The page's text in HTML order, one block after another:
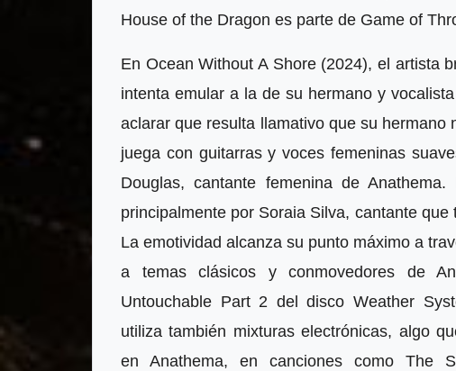
House of the Dragon es parte de Game of
En Ocean Without A Shore (2024), el artista
intenta emular a la de su hermano y
aclarar que resulta llamativo que su
juega con guitarras y voces femeninas
Douglas, cantante femenina de
principalmente por Soraia Silva, cantante
La emotividad alcanza su punto máximo a
a temas clásicos y conmovedores de
Untouchable Part 2 del disco Weather
utiliza también mixturas electrónicas, algo
en Anathema, en canciones como The